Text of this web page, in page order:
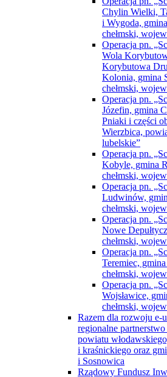
Chylin Wielki,
i Wygoda,
chełmski,
Operacja pn.
Wola
Korybutowa
Kolonia, gmina
chełmski,
Operacja pn.
Józefin, gmina
Pniaki i części
Wierzbica,
lubelskie”
Operacja pn.
Kobyle, gmina
chełmski,
Operacja pn.
Ludwinów,
chełmski,
Operacja pn.
Nowe
chełmski,
Operacja pn.
Teremiec,
chełmski,
Operacja pn.
Wojsławice,
chełmski,
Razem dla rozwoju e-
regionalne
powiatu
i kraśnickiego oraz
i Sosnowica
Rządowy Fundusz